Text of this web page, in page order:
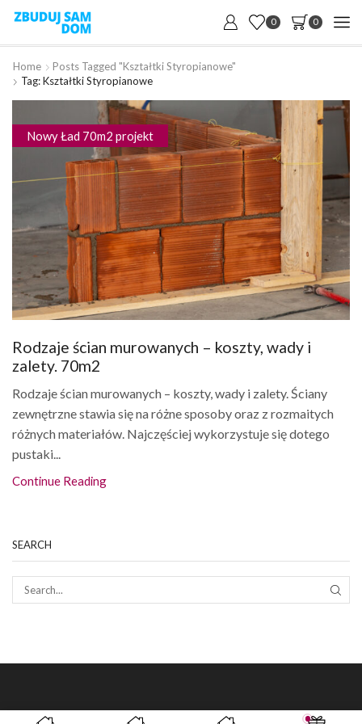
0 0
Home
Posts Tagged "kształtki Styropianowe"
Tag: Kształtki Styropianowe
Nowy Ład 70m2 projekt
Rodzaje ścian murowanych – koszty, wady i
zalety. 70m2
Rodzaje ścian murowanych – koszty, wady i zalety. Ściany
zewnętrzne stawia się na różne sposoby oraz z rozmaitych
różnych materiałów. Najczęściej wykorzystuje się dotego
pustaki...
Continue Reading
SEARCH